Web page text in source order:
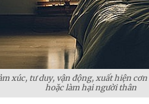
xúc, tư duy, vận động, xuất hiện
hoặc làm hại người thân